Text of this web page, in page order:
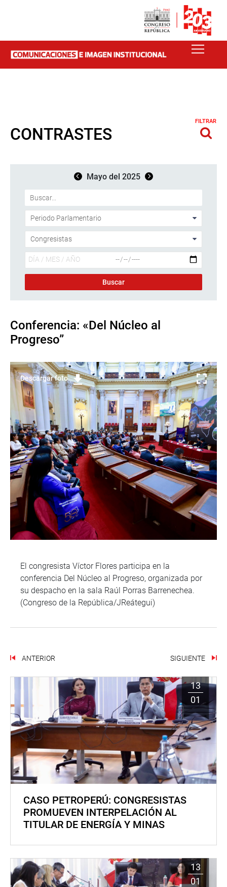
CONTRASTES
FILTRAR
Mayo del 2025
Conferencia: «Del Núcleo al
Progreso”
Descargar foto
El congresista Víctor Flores participa en la
conferencia Del Núcleo al Progreso, organizada por
su despacho en la sala Raúl Porras Barrenechea.
(Congreso de la República/JReátegui)
ANTERIOR SIGUIENTE
13
01
CASO PETROPERÚ: CONGRESISTAS
PROMUEVEN INTERPELACIÓN AL
TITULAR DE ENERGÍA Y MINAS
13
01